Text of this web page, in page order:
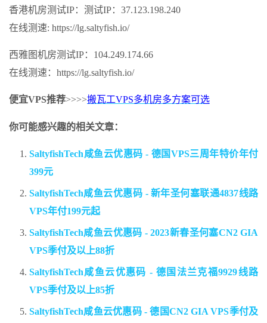
香港机房测试IP：测试IP：37.123.198.240
在线测速: https://lg.saltyfish.io/
西雅图机房测试IP：104.249.174.66
在线测速：https://lg.saltyfish.io/
便宜VPS推荐>>>>搬瓦工VPS多机房多方案可选
你可能感兴趣的相关文章：
SaltyfishTech咸鱼云优惠码 - 德国VPS三周年特价年付
399元
SaltyfishTech咸鱼云优惠码 - 新年圣何塞联通4837线路
VPS年付199元起
SaltyfishTech咸鱼云优惠码 - 2023新春圣何塞CN2 GIA
VPS季付及以上88折
SaltyfishTech咸鱼云优惠码 - 德国法兰克福9929线路
VPS季付及以上85折
SaltyfishTech咸鱼云优惠码 - 德国CN2 GIA VPS季付及